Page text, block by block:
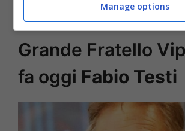
Ecco cosa ha fatto
Grande Fratello
fa oggi Fabio Testi
Manage options